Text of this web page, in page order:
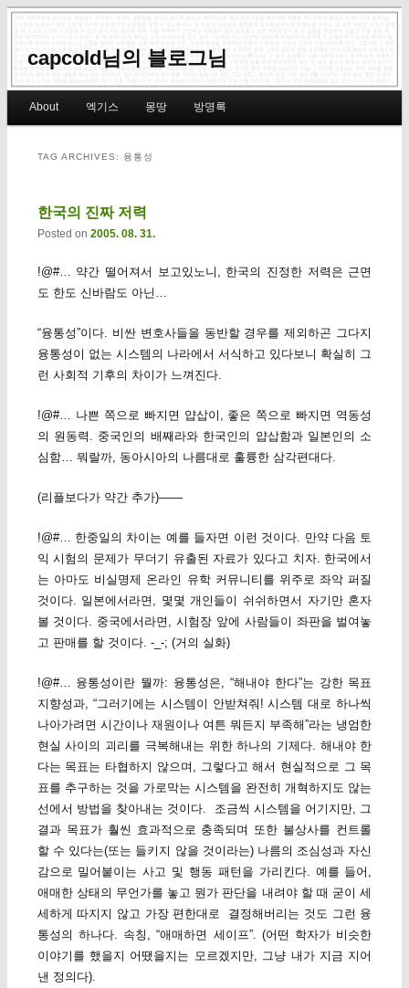
capcold님의 블로그님
Skip to primary content
Skip to secondary content
About 엑기스 몽땅 방명록
TAG ARCHIVES: 융통성
한국의 진짜 저력
Posted on 2005. 08. 31.
!@#… 약간 떨어져서 보고있노니, 한국의 진정한 저력은 근면
도 한도 신바람도 아닌…
“융통성”이다. 비싼 변호사들을 동반할 경우를 제외하곤 그다지
융통성이 없는 시스템의 나라에서 서식하고 있다보니 확실히 그
런 사회적 기후의 차이가 느껴진다.
!@#… 나쁜 쪽으로 빠지면 얍삽이, 좋은 쪽으로 빠지면 역동성
의 원동력. 중국인의 배째라와 한국인의 얍삽함과 일본인의 소
심함… 뭐랄까, 동아시아의 나름대로 훌륭한 삼각편대다.
(리플보다가 약간 추가)——
!@#… 한중일의 차이는 예를 들자면 이런 것이다. 만약 다음 토
익 시험의 문제가 무더기 유출된 자료가 있다고 치자. 한국에서
는 아마도 비실명제 온라인 유학 커뮤니티를 위주로 좌악 퍼질
것이다. 일본에서라면, 몇몇 개인들이 쉬쉬하면서 자기만 혼자
볼 것이다. 중국에서라면, 시험장 앞에 사람들이 좌판을 벌여놓
고 판매를 할 것이다. -_-; (거의 실화)
!@#… 융통성이란 뭘까: 융통성은, “해내야 한다”는 강한 목표
지향성과, “그러기에는 시스템이 안받쳐줘! 시스템 대로 하나씩
나아가려면 시간이나 재원이나 여튼 뭐든지 부족해”라는 냉엄한
현실 사이의 괴리를 극복해내는 위한 하나의 기제다. 해내야 한
다는 목표는 타협하지 않으며, 그렇다고 해서 현실적으로 그 목
표를 추구하는 것을 가로막는 시스템을 완전히 개혁하지도 않는
선에서 방법을 찾아내는 것이다. 조금씩 시스템을 어기지만, 그
결과 목표가 훨씬 효과적으로 충족되며 또한 불상사를 컨트롤
할 수 있다는(또는 들키지 않을 것이라는) 나름의 조심성과 자신
감으로 밀어붙이는 사고 및 행동 패턴을 가리킨다. 예를 들어,
애매한 상태의 무언가를 놓고 뭔가 판단을 내려야 할 때 굳이 세
세하게 따지지 않고 가장 편한대로 결정해버리는 것도 그런 융
통성의 하나다. 속칭, “애매하면 세이프”. (어떤 학자가 비슷한
이야기를 했을지 어땠을지는 모르겠지만, 그냥 내가 지금 지어
낸 정의다).